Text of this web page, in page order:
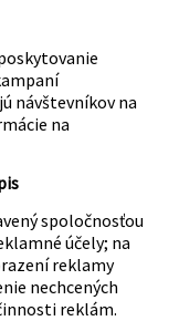
návštevníkov na
na
spoločnosťou
účely; na
reklamy
nechcených
reklám.